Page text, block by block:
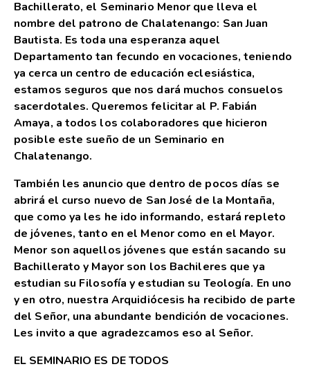
Bachillerato, el Seminario Menor que lleva el
nombre del patrono de Chalatenango: San Juan
Bautista. Es toda una esperanza aquel
Departamento tan fecundo en vocaciones, teniendo
ya cerca un centro de educación eclesiástica,
estamos seguros que nos dará muchos consuelos
sacerdotales. Queremos felicitar al P. Fabián
Amaya, a todos los colaboradores que hicieron
posible este sueño de un Seminario en
Chalatenango.
También les anuncio que dentro de pocos días se
abrirá el curso nuevo de San José de la Montaña,
que como ya les he ido informando, estará repleto
de jóvenes, tanto en el Menor como en el Mayor.
Menor son aquellos jóvenes que están sacando su
Bachillerato y Mayor son los Bachileres que ya
estudian su Filosofía y estudian su Teología. En uno
y en otro, nuestra Arquidiócesis ha recibido de parte
del Señor, una abundante bendición de vocaciones.
Les invito a que agradezcamos eso al Señor.
EL SEMINARIO ES DE TODOS